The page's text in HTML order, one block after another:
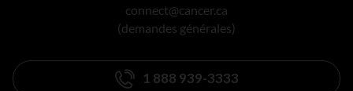
connect@cancer.ca
(demandes générales)
1 888 939-3333